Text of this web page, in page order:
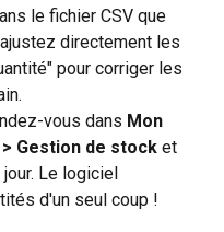
le fichier CSV que
directement les
pour corriger les
vous dans Mon
Gestion de stock et
Le logiciel
d'un seul coup !